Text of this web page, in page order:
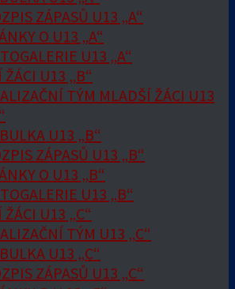
ZÁPASŮ U13 „A“
O U13 „A“
U13 „A“
ŽÁCI U13 „B“
TÝM MLADŠÍ ŽÁCI U13
U13 „B“
ZÁPASŮ U13 „B“
O U13 „B“
U13 „B“
U13 „C“
TÝM U13 „C“
U13 „C“
ZÁPASŮ U13 „C“